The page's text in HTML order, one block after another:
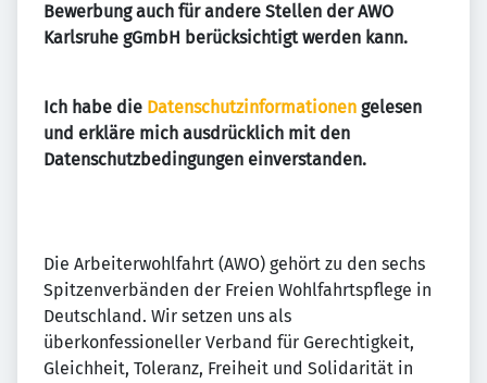
Bewerbung auch für andere Stellen der AWO
Karlsruhe gGmbH berücksichtigt werden kann.
Ich habe die Datenschutzinformationen gelesen
und erkläre mich ausdrücklich mit den
Datenschutzbedingungen einverstanden.
Die Arbeiterwohlfahrt (AWO) gehört zu den sechs
Spitzenverbänden der Freien Wohlfahrtspflege in
Deutschland. Wir setzen uns als
überkonfessioneller Verband für Gerechtigkeit,
Gleichheit, Toleranz, Freiheit und Solidarität in